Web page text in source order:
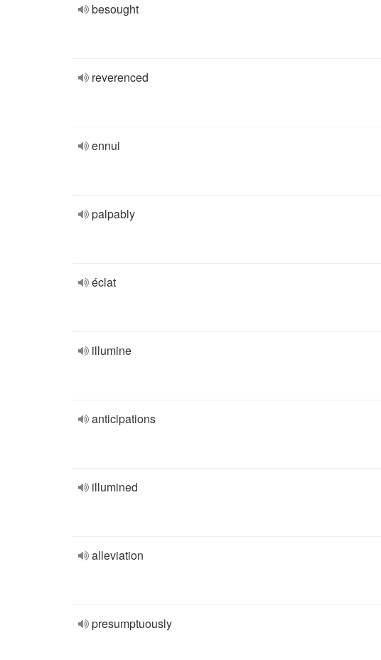
besought
reverenced
ennui
palpably
éclat
illumine
anticipations
illumined
alleviation
presumptuously